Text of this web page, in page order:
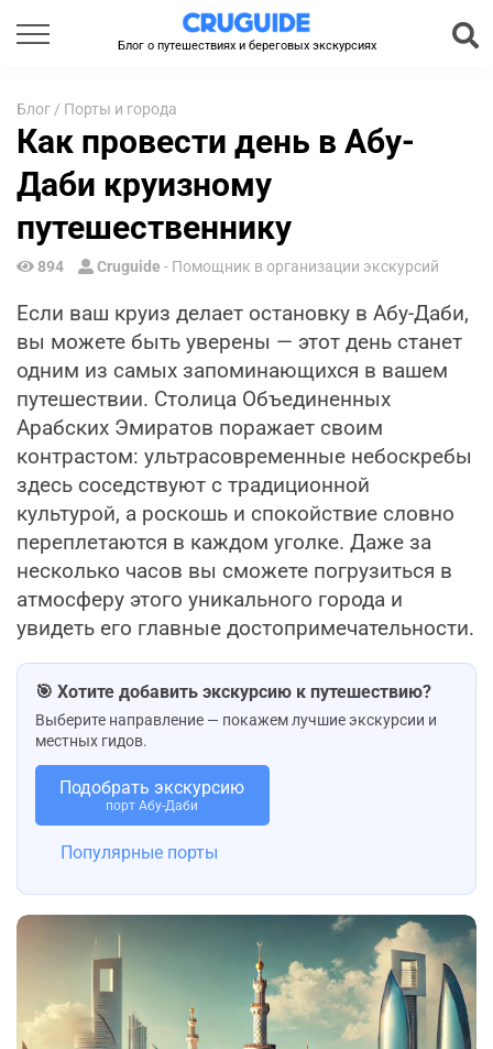
Блог о путешествиях и береговых экскурсиях
Блог / Порты и города
Как провести день в Абу-
Даби круизному
путешественнику
894 Cruguide - Помощник в организации экскурсий
Если ваш круиз делает остановку в Абу-Даби,
вы можете быть уверены — этот день станет
одним из самых запоминающихся в вашем
путешествии. Столица Объединенных
Арабских Эмиратов поражает своим
контрастом: ультрасовременные небоскребы
здесь соседствуют с традиционной
культурой, а роскошь и спокойствие словно
переплетаются в каждом уголке. Даже за
несколько часов вы сможете погрузиться в
атмосферу этого уникального города и
увидеть его главные достопримечательности.
🎯 Хотите добавить экскурсию к путешествию?
Выберите направление — покажем лучшие экскурсии и
местных гидов.
Подобрать экскурсию
порт Абу-Даби
Популярные порты